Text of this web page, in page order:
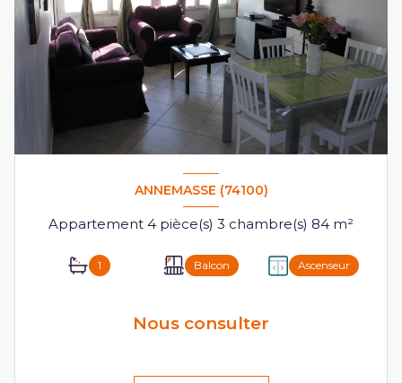
ANNEMASSE (74100)
Appartement 4 pièce(s) 3 chambre(s) 84 m²
1 Balcon Ascenseur
Nous consulter